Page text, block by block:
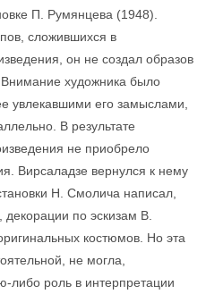
П. Румянцева (1948).
сложившихся в
он не создал образов
художника было
увлекавшими его замыслами,
В результате
не приобрело
Вирсаладзе вернулся к нему
Н. Смолича написал,
по эскизам В.
костюмов. Но эта
не могла,
либо роль в интерпретации